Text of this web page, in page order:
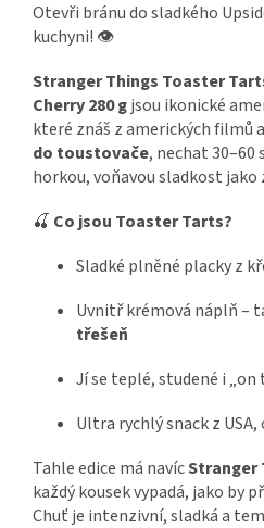
Otevři bránu do sladkého
kuchyni! 👁️
Stranger Things Toaster
Cherry 280 gjsou ikonické
které znáš z amerických filmů
do toustovače, nechat 30–60
horkou, voňavou sladkost jako
🍒 Co jsou Toaster Tarts?
Sladké plněné placky z
Uvnitř krémová náplň –
třešeň
Jí se teplé, studené i „on
Ultra rychlý snack z
Tahle edice má navícStranger
každý kousek vypadá, jako by
Chuť je intenzivní, sladká a